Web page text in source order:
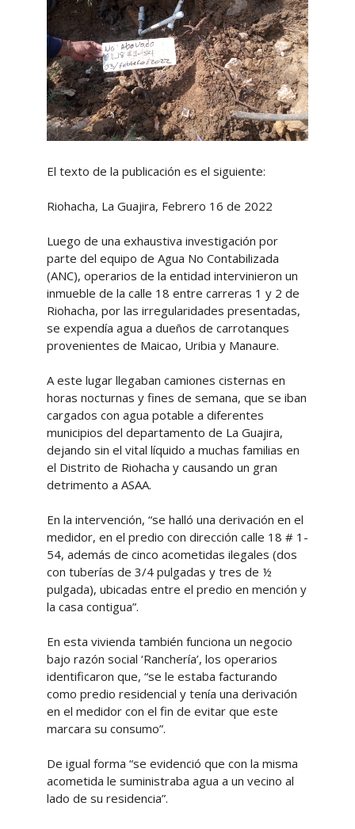
El texto de la publicación es el siguiente:
Riohacha, La Guajira, Febrero 16 de 2022
Luego de una exhaustiva investigación por
parte del equipo de Agua No Contabilizada
(ANC), operarios de la entidad intervinieron un
inmueble de la calle 18 entre carreras 1 y 2 de
Riohacha, por las irregularidades presentadas,
se expendía agua a dueños de carrotanques
provenientes de Maicao, Uribia y Manaure.
A este lugar llegaban camiones cisternas en
horas nocturnas y fines de semana, que se iban
cargados con agua potable a diferentes
municipios del departamento de La Guajira,
dejando sin el vital líquido a muchas familias en
el Distrito de Riohacha y causando un gran
detrimento a ASAA.
En la intervención, “se halló una derivación en el
medidor, en el predio con dirección calle 18 # 1-
54, además de cinco acometidas ilegales (dos
con tuberías de 3/4 pulgadas y tres de ½
pulgada), ubicadas entre el predio en mención y
la casa contigua”.
En esta vivienda también funciona un negocio
bajo razón social ‘Ranchería’, los operarios
identificaron que, “se le estaba facturando
como predio residencial y tenía una derivación
en el medidor con el fin de evitar que este
marcara su consumo”.
De igual forma “se evidenció que con la misma
acometida le suministraba agua a un vecino al
lado de su residencia”.